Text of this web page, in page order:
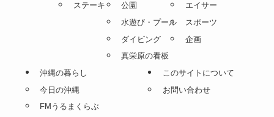
ステーキ
公園
水遊び・プール
ダイビング
真栄原の看板
エイサー
スポーツ
企画
沖縄の暮らし
今日の沖縄
FMうるまくらぶ
このサイトについて
お問い合わせ